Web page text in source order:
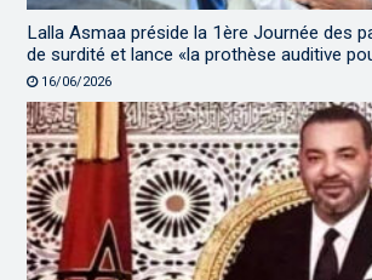
Lalla Asmaa préside la 1ère Journée des
de surdité et lance «la prothèse auditive
16/06/2026